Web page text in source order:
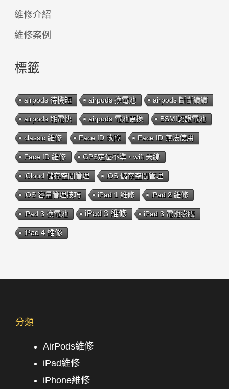
維修介紹
維修案例
標籤
airpods 待機短 airpods 換電池 airpods 斷斷續續
airpods 耗電快 airpods 電池更換 BSMI認證電池
classic 維修 Face ID 故障 Face ID 無法使用
Face ID 維修 GPS定位不準，wifi 天線
iCloud 儲存空間管理 iOS 儲存空間管理
iOS 容量管理技巧 iPad 1 維修 iPad 2 維修
iPad 3 換電池 iPad 3 維修 iPad 3 電池膨脹
iPad 4 維修
分類
AirPods維修
iPad維修
iPhone維修